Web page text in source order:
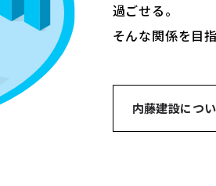
過ごせる。
そんな関係を目
内藤建設につ